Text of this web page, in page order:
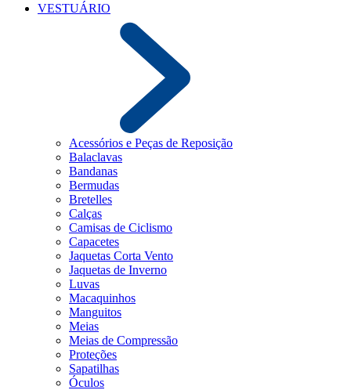
VESTUÁRIO
Acessórios e Peças de Reposição
Balaclavas
Bandanas
Bermudas
Bretelles
Calças
Camisas de Ciclismo
Capacetes
Jaquetas Corta Vento
Jaquetas de Inverno
Luvas
Macaquinhos
Manguitos
Meias
Meias de Compressão
Proteções
Sapatilhas
Óculos